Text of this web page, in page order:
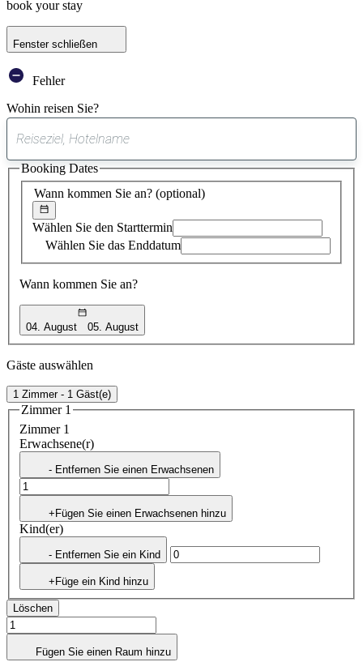
book your stay
Fenster schließen
Fehler
Wohin reisen Sie?
gefundener
Vorschlag
Wann kommen Sie an? (optional)
Wählen Sie den Starttermin
Wählen Sie das Enddatum
Wann kommen Sie an?
04. August 05. August
Booking Dates
Gäste auswählen
1 Zimmer - 1 Gäst(e)
Zimmer 1
Zimmer 1
Erwachsene(r)
- Entfernen Sie einen Erwachsenen
+Fügen Sie einen Erwachsenen hinzu
Kind(er)
- Entfernen Sie ein Kind
+Füge ein Kind hinzu
Löschen
Fügen Sie einen Raum hinzu